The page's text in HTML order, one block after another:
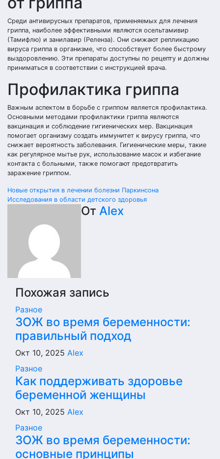
Среди антивирусных препаратов, применяемых для лечения
гриппа, наиболее эффективными являются осельтамивир
(Тамифлю) и занилавир (Реленза). Они снижают репликацию
вируса гриппа в организме, что способствует более быстрому
выздоровлению. Эти препараты доступны по рецепту и должны
приниматься в соответствии с инструкцией врача.
Профилактика гриппа
Важным аспектом в борьбе с гриппом является профилактика.
Основными методами профилактики гриппа являются
вакцинация и соблюдение гигиенических мер. Вакцинация
помогает организму создать иммунитет к вирусу гриппа, что
снижает вероятность заболевания. Гигиенические меры, такие
как регулярное мытье рук, использование масок и избегание
контакта с больными, также помогают предотвратить
заражение гриппом.
Навигация
записям
Новые открытия в лечении болезни Паркинсона
Исследования в области детского здоровья
От Alex
Похожая запись
Разное
ЗОЖ во время беременности:
правильный подход
Окт 10, 2025 Alex
Разное
Как поддерживать здоровье
беременной женщины
Окт 10, 2025 Alex
Разное
ЗОЖ во время беременности:
основные принципы